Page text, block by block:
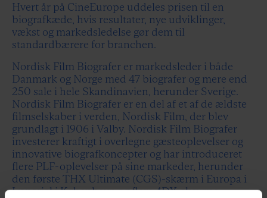
Hvert år på CineEurope uddeles prisen til en
biografkæde, hvis resultater, nye udviklinger,
vækst og markedsledelse gør dem til
standardbærere for branchen.
Nordisk Film Biografer er markedsleder i både
Danmark og Norge med 47 biografer og mere end
250 sale i hele Skandinavien, herunder Sverige.
Nordisk Film Biografer er en del af et af de ældste
filmselskaber i verden, Nordisk Film, der blev
grundlagt i 1906 i Valby. Nordisk Film Biografer
investerer kraftigt i overlegne gæsteoplevelser og
innovative biografkoncepter og har introduceret
flere PLF-oplevelser på sine markeder, herunder
den første THX Ultimate (CGS)-skærm i Europa i
Imperial i København og flere 4DX-skærme.